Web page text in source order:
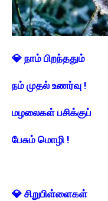
💎 நாம் பிறந்ததும்
நம் முதல் உணர்வு !
மழலைகள் பசிக்குப்
பேசும் மொழி !
💎 சிறுபிள்ளைகள்